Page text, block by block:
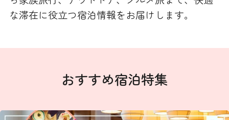
な滞在に役立つ宿泊情報をお届けします。
おすすめ宿泊特集